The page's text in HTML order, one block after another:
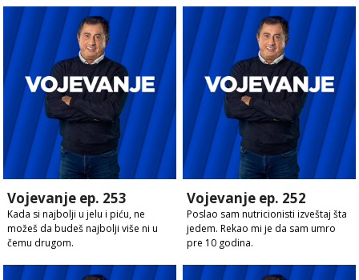
Vojevanje ep. 253
Kada si najbolji u jelu i piću, ne
možeš da budeš najbolji više ni u
čemu drugom.
Vojevanje ep. 252
Poslao sam nutricionisti izveštaj šta
jedem. Rekao mi je da sam umro
pre 10 godina.